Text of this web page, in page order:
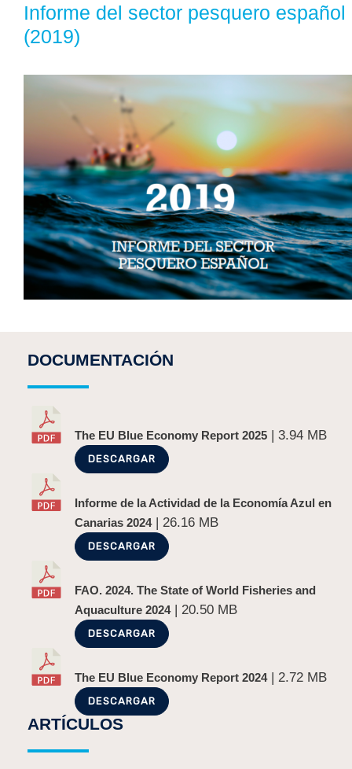
Informe del sector pesquero español
(2019)
DOCUMENTACIÓN
The EU Blue Economy Report 2025 | 3.94 MB
DESCARGAR
Informe de la Actividad de la Economía Azul en
Canarias 2024| 26.16 MB
DESCARGAR
FAO. 2024. The State of World Fisheries and
Aquaculture 2024| 20.50 MB
DESCARGAR
The EU Blue Economy Report 2024| 2.72 MB
DESCARGAR
ARTÍCULOS